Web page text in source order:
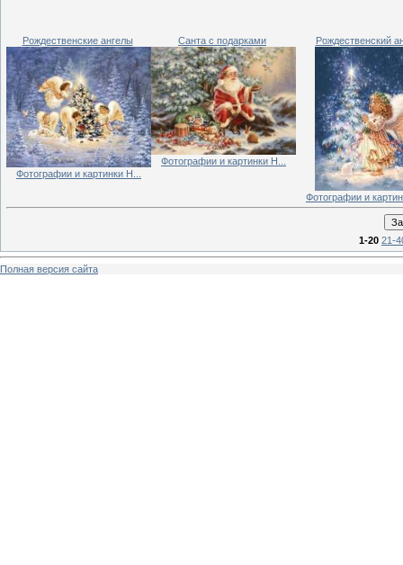
Рождественские ангелы
Фотографии и картинки Н...
Санта с подарками
Фотографии и картинки Н...
Рождественский
Фотографии и
1-20 21-
Полная версия сайта